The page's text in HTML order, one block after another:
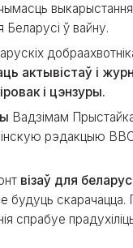
ў вайну.
актывістаў і
і цэнзуры.
Вадзімам
рэдакцыю
візаў для
скарачацца.
спрабуе